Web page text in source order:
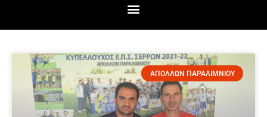
ΑΠΟΛΛΩΝ ΠΑΡΑΛΙΜΝΙΟΥ